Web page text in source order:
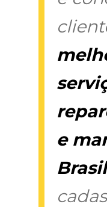
e
Brasil